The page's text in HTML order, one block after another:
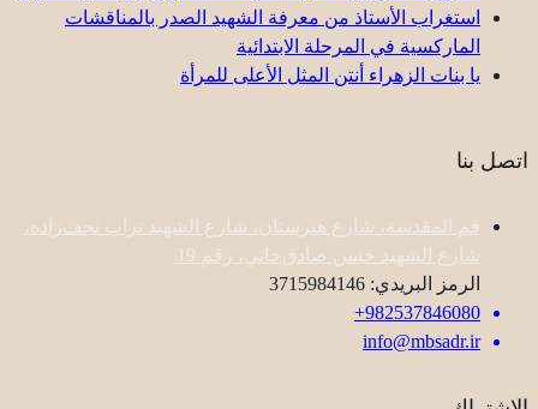
استغراب الأستاذ من معرفة الشهيد الصدر بالمناقشات
الماركسية في المرحلة الابتدائية
یا بنات الزهراء أنتن المثل الأعلى للمرأة
اتصل بنا
قم المقدسة، شارع هنرستان، شارع الشهيد تراب نجف‌زاده،
شارع الشهيد حسن صادق‌خاني، رقم 19
الرمز البريدي: 3715984146
982537846080+
info@mbsadr.ir